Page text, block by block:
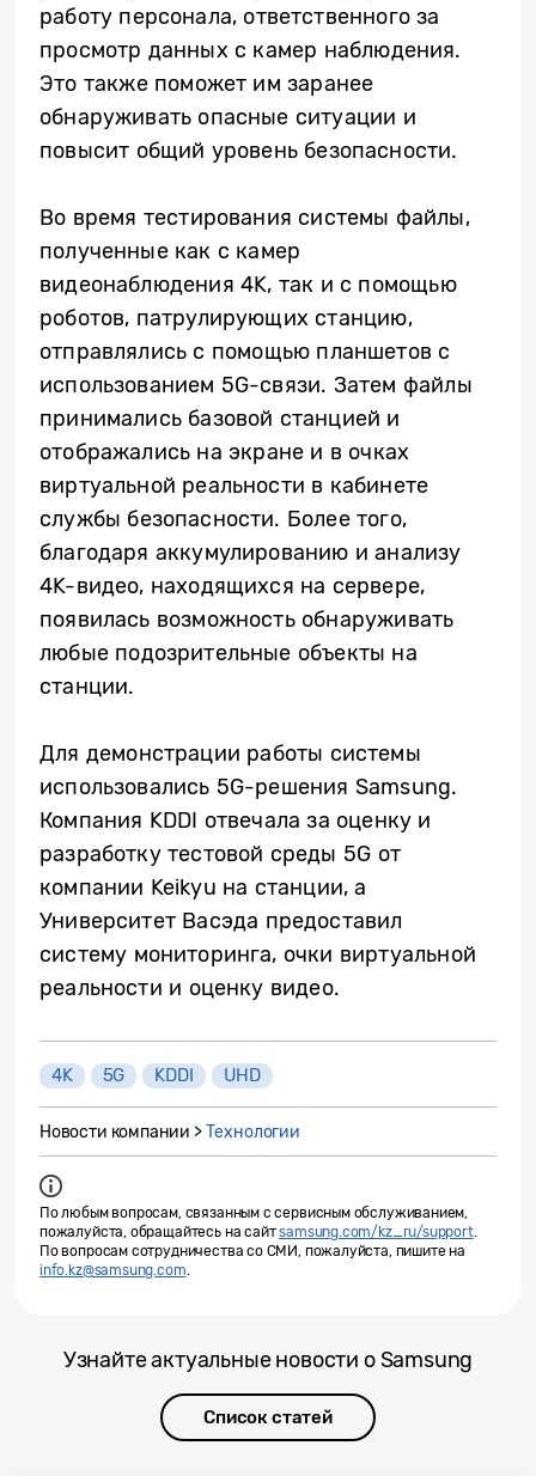
работу персонала, ответственного за
просмотр данных с камер наблюдения.
Это также поможет им заранее
обнаруживать опасные ситуации и
повысит общий уровень безопасности.
Во время тестирования системы файлы,
полученные как с камер
видеонаблюдения 4K, так и с помощью
роботов, патрулирующих станцию,
отправлялись с помощью планшетов с
использованием 5G-связи. Затем файлы
принимались базовой станцией и
отображались на экране и в очках
виртуальной реальности в кабинете
службы безопасности. Более того,
благодаря аккумулированию и анализу
4K-видео, находящихся на сервере,
появилась возможность обнаруживать
любые подозрительные объекты на
станции.
Для демонстрации работы системы
использовались 5G-решения Samsung.
Компания KDDI отвечала за оценку и
разработку тестовой среды 5G от
компании Keikyu на станции, а
Университет Васэда предоставил
систему мониторинга, очки виртуальной
реальности и оценку видео.
4K 5G KDDI UHD
Новости компании >Технологии
По любым вопросам, связанным с сервисным обслуживанием,
пожалуйста, обращайтесь на сайтsamsung.com/kz_ru/support.
По вопросам сотрудничества со СМИ, пожалуйста, пишите на
info.kz@samsung.com.
Узнайте актуальные новости о Samsung
Список статей